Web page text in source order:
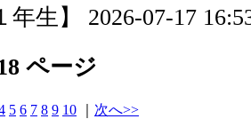
年生】 2026-07-17
ページ
5 6 7 8 9 10
次へ>>